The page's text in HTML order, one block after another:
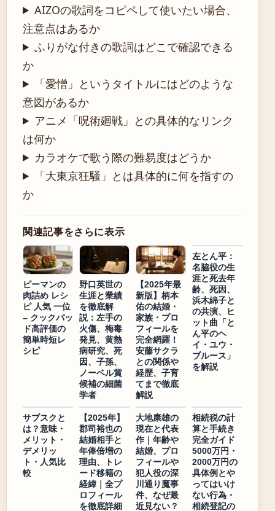
AIZOの歌詞をコピペして使いたい場合、
注意点はあるか
ふりがな付きの歌詞はどこで確認できる
か
「愛憎」というタイトルにはどのような
意図があるか
アニメ「呪術廻戦」との具体的なリンク
は何か
カラオケで歌う際の難易度はどうか
「大東京狂騒」とは具体的に何を指すの
か
関連記事をさらに表示
ピーマンの
肉詰め レシ
ピ 人気 一位
– クックパッ
ド高評価の
簡単時短レ
シピ
野口英世の
生涯と業績
を徹底解
説：左手の
火傷、梅毒
発見、黄熱
病研究、死
因、子孫、
ノーベル賞
候補の細菌
学者
【2025年最
新版】柄本
佑の結婚・
家族・プロ
フィールを
完全網羅！
安藤サクラ
との関係や
経歴、子育
てまで徹底
解説
左とん平：
名脇役の生
涯と死去年
齢、死因、
浜木綿子と
の共演、ヒ
ット曲「と
ん平のヘ
イ・ユウ・
ブルース」
を解説
サブスクと
は？意味・
メリット・
デメリッ
ト・人気比
較
【2025年】
郡司裕也の
結婚相手と
年俸倍増の
理由、トレ
ード移籍の
経緯｜全プ
ロフィール
を徹底詳細
大地康雄の
現在と代表
作｜年齢や
結婚、プロ
フィールや
犯人役の深
川通り魔事
件、なぜ最
近見ない？
相続税の計
算と手続き
完全ガイド
5000万円・
2000万円の
具体例とや
ってはいけ
ない行為・
相続登記の